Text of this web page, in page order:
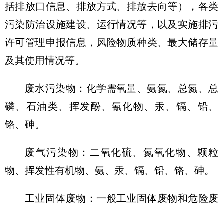
括排放口信息、排放方式、排放去向等），各类
污染防治设施建设、运行情况等，以及实施排污
许可管理申报信息，风险物质种类、最大储存量
及其使用情况等。
废水污染物：化学需氧量、氨氮、总氮、总
磷、石油类、挥发酚、氰化物、汞、镉、铅、
铬、砷。
废气污染物：二氧化硫、氮氧化物、颗粒
物、挥发性有机物、氨、汞、镉、铅、铬、砷。
工业固体废物：一般工业固体废物和危险废